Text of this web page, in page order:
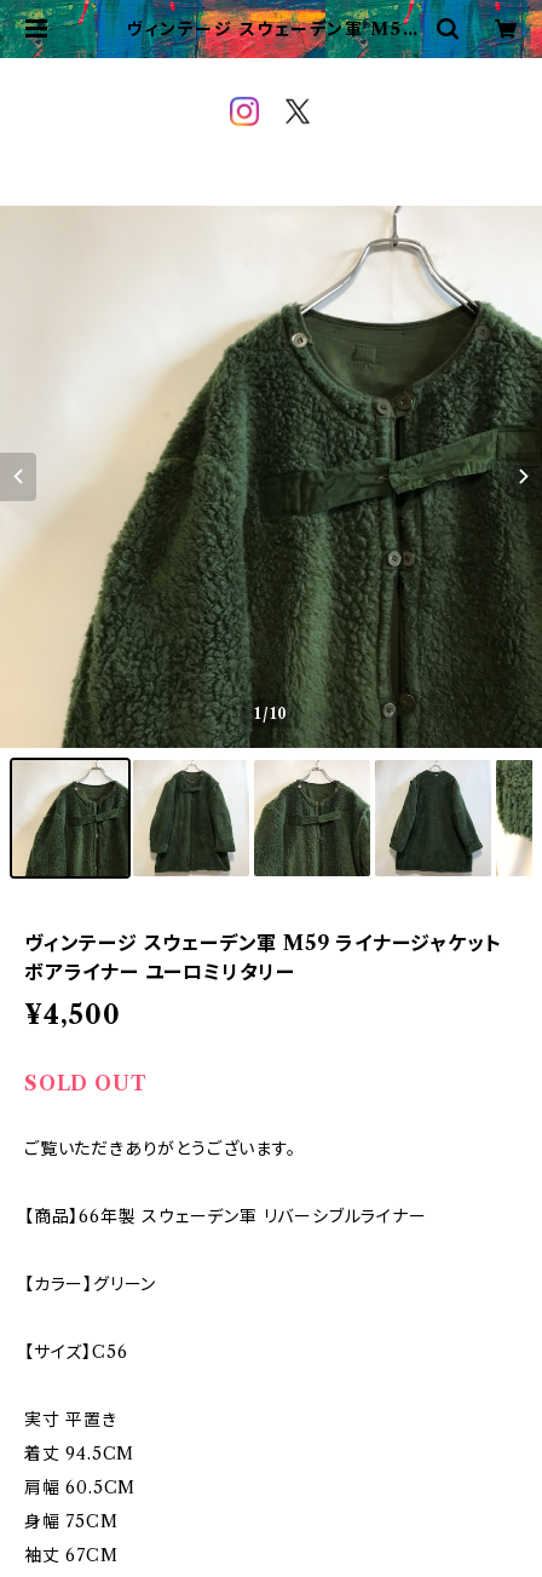
ヴィンテージ スウェーデン軍 M59
ライナージャケット ボアライナー ユ
1/10
ヴィンテージ スウェーデン軍 M59 ライナージャケット
ボアライナー ユーロミリタリー
¥4,500
SOLD OUT
ご覧いただきありがとうございます。
【商品】66年製 スウェーデン軍 リバーシブルライナー
【カラー】グリーン
【サイズ】C56
実寸 平置き
着丈 94.5CM
肩幅 60.5CM
身幅 75CM
袖丈 67CM